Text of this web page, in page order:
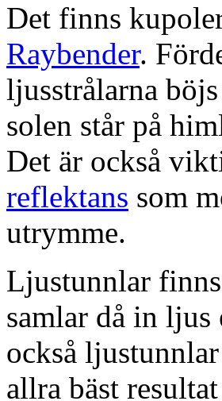
Det finns
Raybender.
ljusstrålarna
solen står på
Det är också
reflektans som
utrymme.
Ljustunnlar
samlar då in ljus
också
allra bäst